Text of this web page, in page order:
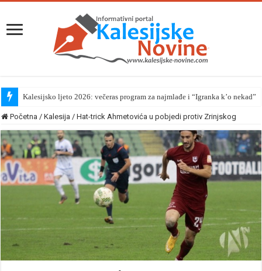
Kalesijsko ljeto 2026: večeras program za najmlađe i “Igranka k’o nekad”
Početna / Kalesija / Hat-trick Ahmetovića u pobjedi protiv Zrinjskog